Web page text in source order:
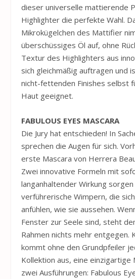
dieser universelle mattierende
Highlighter die perfekte Wahl.
Mikrokügelchen des Mattifier
überschüssiges Öl auf, ohne
Textur des Highlighters aus
sich gleichmäßig auftragen und
nicht-fettenden Finishes selbst
Haut geeignet.
FABULOUS EYES MASCARA
Die Jury hat entschieden! In
sprechen die Augen für sich.
erste Mascara von Herrera
Zwei innovative Formeln mit
langanhaltender Wirkung
verführerische Wimpern, die
anfühlen, wie sie aussehen.
Fenster zur Seele sind, steht
Rahmen nichts mehr entgegen.
kommt ohne den Grundpfeiler
Kollektion aus, eine einzigartige
zwei Ausführungen: Fabulous